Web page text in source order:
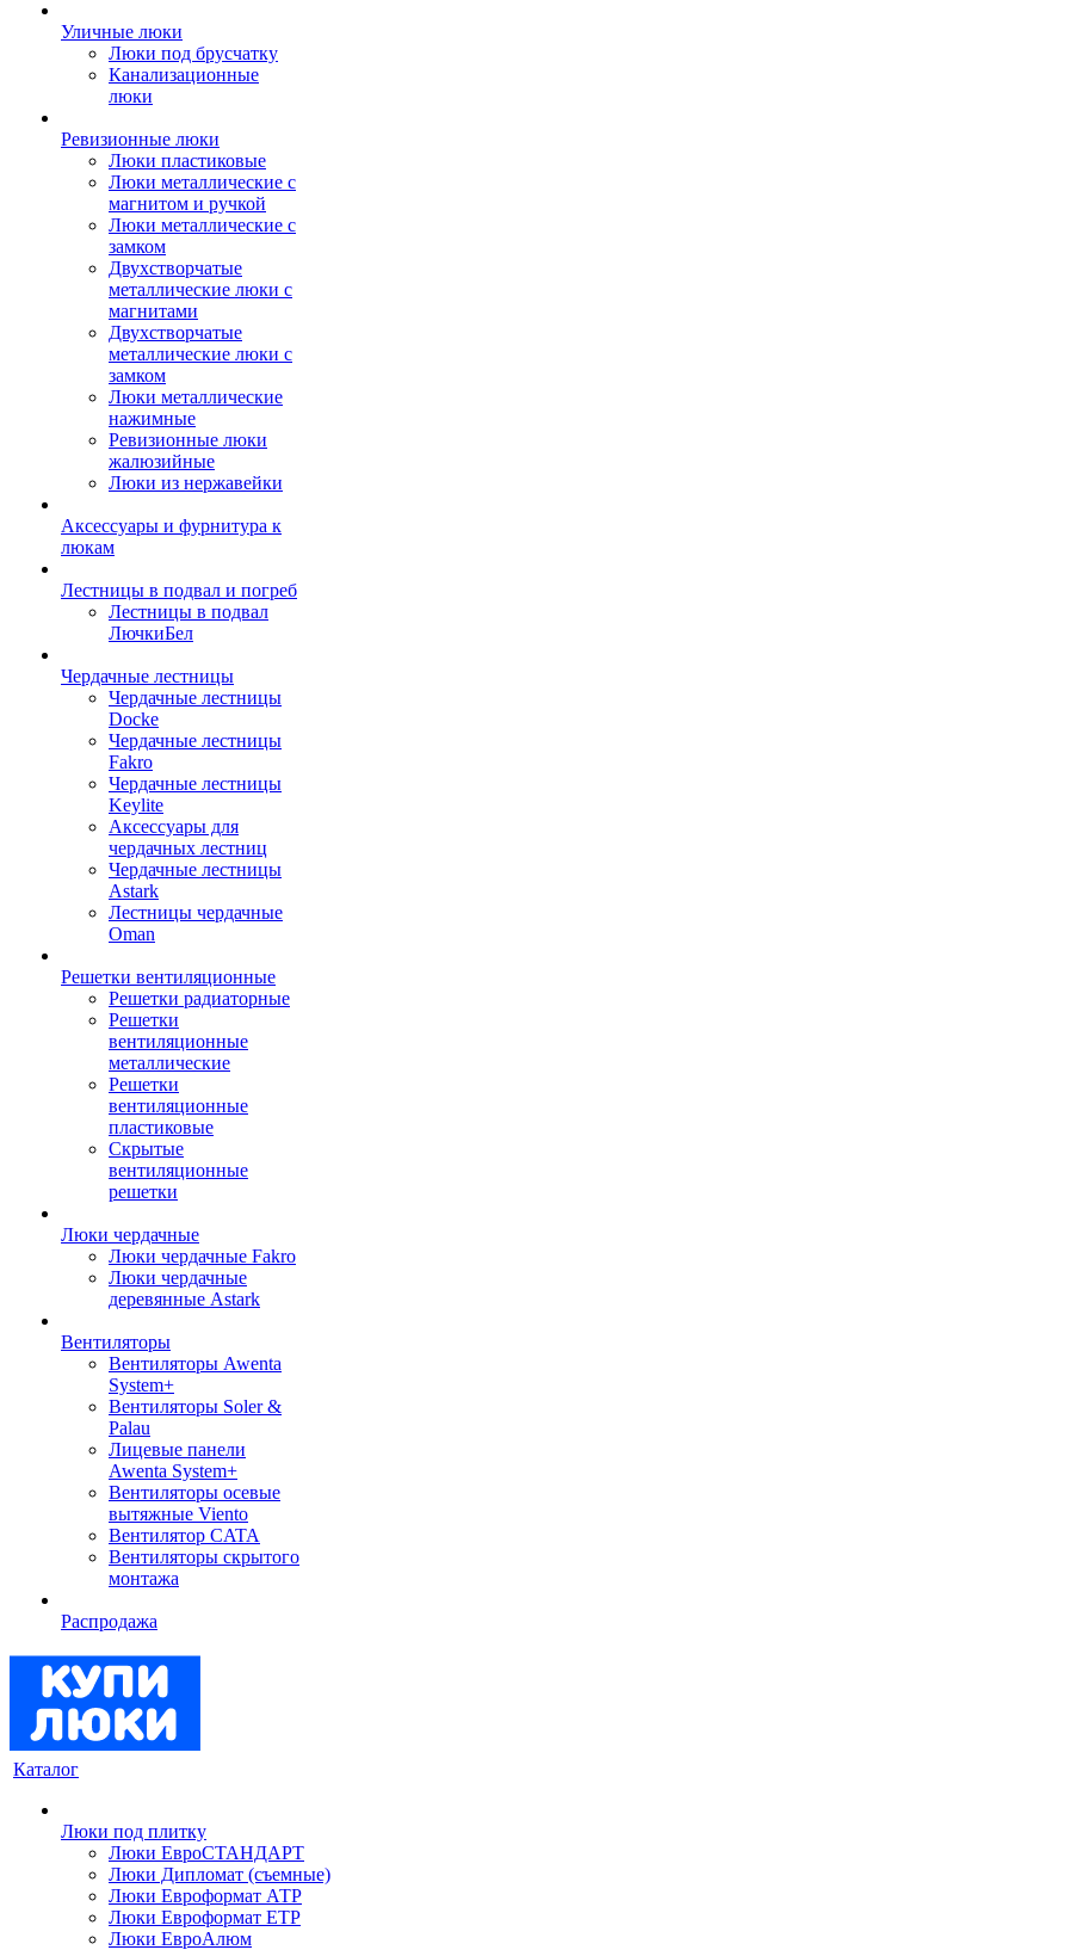
Уличные люки
Люки под брусчатку
Канализационные
люки
Ревизионные люки
Люки пластиковые
Люки металлические с
магнитом и ручкой
Люки металлические с
замком
Двухстворчатые
металлические люки с
магнитами
Двухстворчатые
металлические люки с
замком
Люки металлические
нажимные
Ревизионные люки
жалюзийные
Люки из нержавейки
Аксессуары и фурнитура к
люкам
Лестницы в подвал и погреб
Лестницы в подвал
ЛючкиБел
Чердачные лестницы
Чердачные лестницы
Docke
Чердачные лестницы
Fakro
Чердачные лестницы
Keylite
Аксессуары для
чердачных лестниц
Чердачные лестницы
Astark
Лестницы чердачные
Oman
Решетки вентиляционные
Решетки радиаторные
Решетки
вентиляционные
металлические
Решетки
вентиляционные
пластиковые
Скрытые
вентиляционные
решетки
Люки чердачные
Люки чердачные Fakro
Люки чердачные
деревянные Astark
Вентиляторы
Вентиляторы Awenta
System+
Вентиляторы Soler &
Palau
Лицевые панели
Awenta System+
Вентиляторы осевые
вытяжные Viento
Вентилятор CATA
Вентиляторы скрытого
монтажа
Распродажа
Каталог
Люки под плитку
Люки ЕвроСТАНДАРТ
Люки Дипломат (съемные)
Люки Евроформат АТР
Люки Евроформат ЕТР
Люки ЕвроАлюм